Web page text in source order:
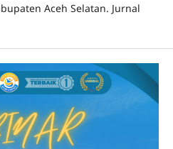
Aceh Selatan. Jurnal